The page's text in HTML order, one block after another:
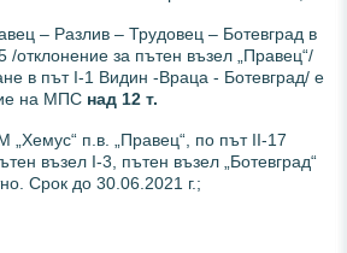
– Разлив – Трудовец – Ботевград в
/отклонение за пътен възел „Правец“/
в път І-1 Видин -Враца - Ботевград/ е
на МПС над 12 т.
„Хемус“ п.в. „Правец“, по път ІІ-17
възел І-3, пътен възел „Ботевград“
Срок до 30.06.2021 г.;